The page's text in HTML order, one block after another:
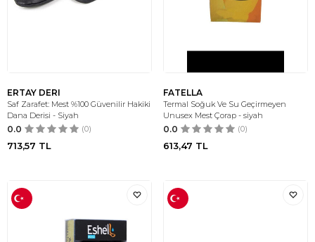
ERTAY DERI
Saf Zarafet: Mest %100 Güvenilir Hakiki
Dana Derisi - Siyah
0.0 (0)
713,57 TL
FATELLA
Termal Soğuk Ve Su Geçirmeyen
Unusex Mest Çorap - siyah
0.0 (0)
613,47 TL